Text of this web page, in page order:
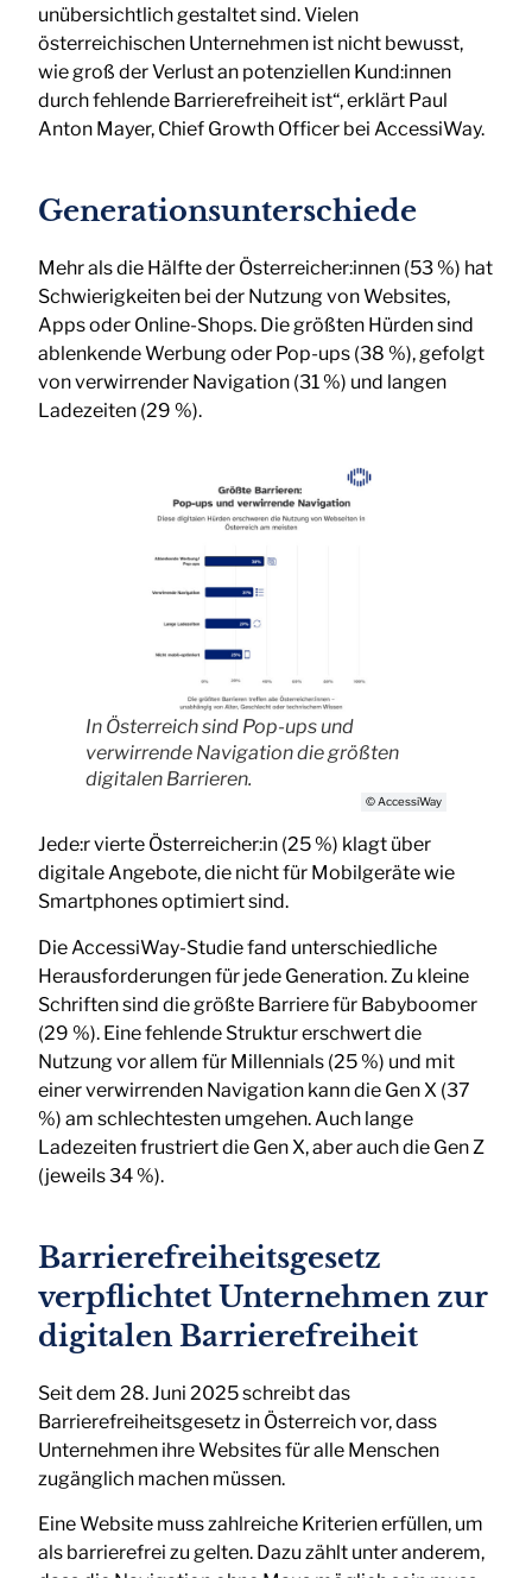
unübersichtlich gestaltet sind. Vielen
österreichischen Unternehmen ist nicht bewusst,
wie groß der Verlust an potenziellen Kund:innen
durch fehlende Barrierefreiheit ist“, erklärt Paul
Anton Mayer, Chief Growth Officer bei AccessiWay.
Generationsunterschiede
Mehr als die Hälfte der Österreicher:innen (53 %) hat
Schwierigkeiten bei der Nutzung von Websites,
Apps oder Online-Shops. Die größten Hürden sind
ablenkende Werbung oder Pop-ups (38 %), gefolgt
von verwirrender Navigation (31 %) und langen
Ladezeiten (29 %).
In Österreich sind Pop-ups und
verwirrende Navigation die größten
digitalen Barrieren.
© AccessiWay
Jede:r vierte Österreicher:in (25 %) klagt über
digitale Angebote, die nicht für Mobilgeräte wie
Smartphones optimiert sind.
Die AccessiWay-Studie fand unterschiedliche
Herausforderungen für jede Generation. Zu kleine
Schriften sind die größte Barriere für Babyboomer
(29 %). Eine fehlende Struktur erschwert die
Nutzung vor allem für Millennials (25 %) und mit
einer verwirrenden Navigation kann die Gen X (37
%) am schlechtesten umgehen. Auch lange
Ladezeiten frustriert die Gen X, aber auch die Gen Z
(jeweils 34 %).
Barrierefreiheitsgesetz
verpflichtet Unternehmen zur
digitalen Barrierefreiheit
Seit dem 28. Juni 2025 schreibt das
Barrierefreiheitsgesetz in Österreich vor, dass
Unternehmen ihre Websites für alle Menschen
zugänglich machen müssen.
Eine Website muss zahlreiche Kriterien erfüllen, um
als barrierefrei zu gelten. Dazu zählt unter anderem,